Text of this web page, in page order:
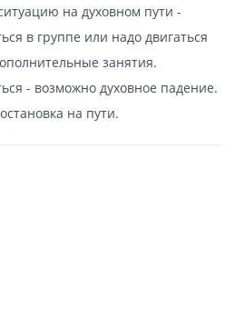
на духовном пути -
в группе или надо двигаться
занятия.
- возможно духовное падение.
на пути.